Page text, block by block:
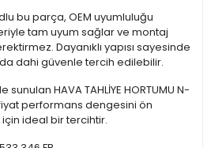
bu parça, OEM uyumluluğu
tam uyum sağlar ve montaj
Dayanıklı yapısı sayesinde
dahi güvenle tercih edilebilir.
HAVA TAHLİYE HORTUMU N-
performans dengesini ön
için ideal bir tercihtir.